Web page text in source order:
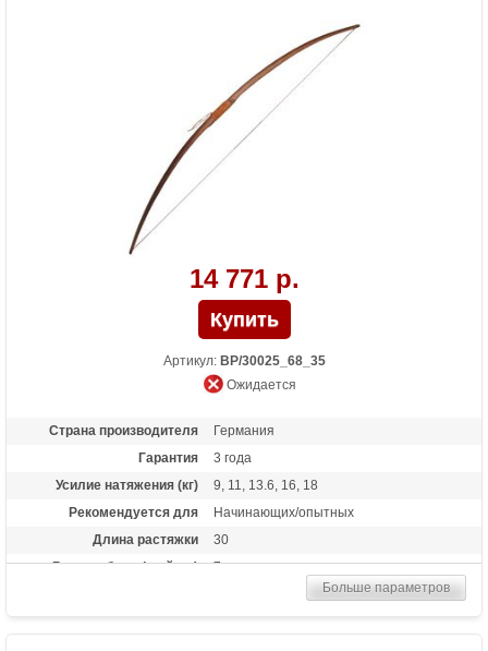
14 771 р.
Артикул: BP/30025_68_35
Ожидается
Страна производителя
Германия
Гарантия
3 года
Усилие натяжения (кг)
9, 11, 13.6, 16, 18
Рекомендуется для
Начинающих/опытных
Длина растяжки
30
Высота базы (дюймы)
7
Комплектация
метка на тетиву, тетива Traditional Flight
Больше параметров